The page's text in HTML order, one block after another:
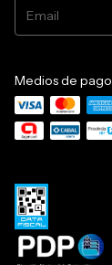
Medios de pago